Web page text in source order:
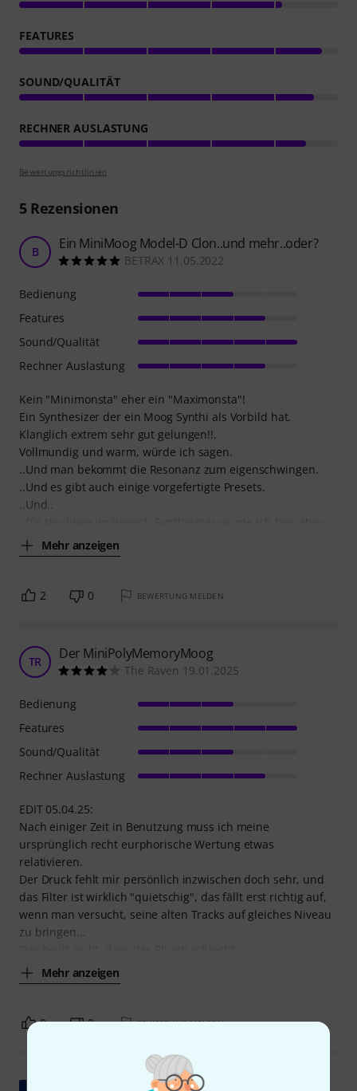
FEATURES
SOUND/QUALITÄT
RECHNER AUSLASTUNG
Bewertungsrichtlinien
5Rezensionen
B Ein MiniMoog Model-D Clon..und mehr..oder?
BETRAX 11.05.2022
Kein "Minimonsta" eher ein "Maximonsta"!
Ein Synthesizer der ein Moog Synthi als Vorbild hat.
Klanglich extrem sehr gut gelungen!!.
Vollmundig und warm, würde ich sagen.
..Und man bekommt die Resonanz zum eigenschwingen.
..Und es gibt auch einige vorgefertigte Presets.
..Und..
Mehr anzeigen
Bedienung
Features
Sound/Qualität
Rechner Auslastung
2 0 BEWERTUNG MELDEN
TR Der MiniPolyMemoryMoog
The Raven 19.01.2025
EDIT 05.04.25:
Nach einiger Zeit in Benutzung muss ich meine
ursprünglich recht eurphorische Wertung etwas
relativieren.
Der Druck fehlt mir persönlich inzwischen doch sehr, und
das Filter ist wirklich "quietschig", das fällt erst richtig auf,
wenn man versucht, seine alten Tracks auf gleiches Niveau
zu bringen...
Mehr anzeigen
Bedienung
Features
Sound/Qualität
Rechner Auslastung
0 0 BEWERTUNG MELDEN